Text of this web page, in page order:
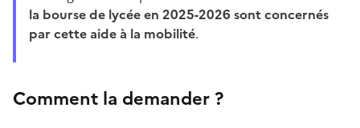
la bourse de lycée en 2025-2026 sont concernés
par cette aide à la mobilité.
Comment la demander ?